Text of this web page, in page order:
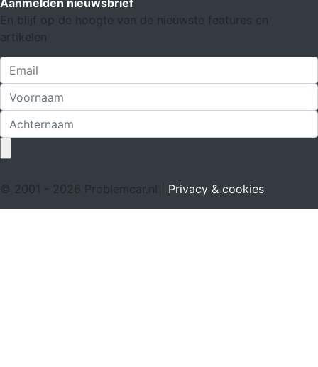
Aanmelden nieuwsbrief
En blijf op de hoogte van de nieuwste features en
artikelen
© 2001 - 2026 Problemcar.nl | Privacy & cookies